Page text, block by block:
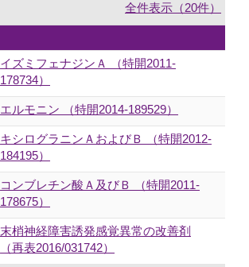
全件表示（20件）
イズミフェナジンＡ （特開2011-
178734）
エルモニン （特開2014-189529）
キシログラニンＡおよびＢ （特開2012-
184195）
コンブレチン酸Ａ及びＢ （特開2011-
178675）
末梢神経障害誘発感覚異常の改善剤
（再表2016/031742）